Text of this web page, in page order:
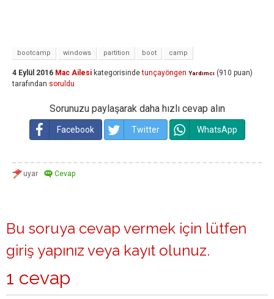
bootcamp windows partition boot camp
4 Eylül 2016 Mac Ailesi kategorisinde tunçayöngen Yardımcı (910 puan)
tarafından soruldu
Sorunuzu paylaşarak daha hızlı cevap alın
Facebook Twitter WhatsApp
Bu soruya cevap vermek için lütfen
giriş yapınız veya kayıt olunuz.
1 cevap